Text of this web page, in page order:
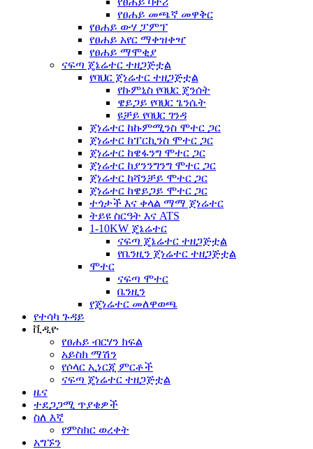
የፀሐይ መጫኛ መዋቅር
የፀሐይ ውሃ ፓምፕ
የፀሐይ አየር ማቀዝቀዣ
የፀሐይ ማሞቂያ
ናፍጣ ጄኔሬተር ተዘጋጅቷል
የባህር ጀነሬተር ተዘጋጅቷል
የኩምኒስ የባህር ጄንሰት
ዌይጋይ የባህር ጌንሴት
ዩቻይ የባህር ገንዳ
ጀነሬተር ከኩምሚንስ ሞተር ጋር
ጀነሬተር ከፐርኪንስ ሞተር ጋር
ጀነሬተር ከዌፋንግ ሞተር ጋር
ጀነሬተር ከያንንግንግ ሞተር ጋር
ጀነሬተር ከሻንቻይ ሞተር ጋር
ጀነሬተር ከዌይጋይ ሞተር ጋር
ተጎታች እና ቀላል ማማ ጀነሬተር
ትይዩ ስርዓት እና ATS
1-10KW ጄኔሬተር
ናፍጣ ጄኔሬተር ተዘጋጅቷል
የቤንዚን ጀነሬተር ተዘጋጅቷል
ሞተር
ናፍጣ ሞተር
ቤንዚን
የጄነሬተር መለዋወጫ
የተሳካ ጉዳይ
ቪዲዮ
የፀሐይ ብርሃን ክፍል
አይስክ ማሽን
የሶላር ኢነርጂ ምርቶች
ናፍጣ ጄነሬተር ተዘጋጅቷል
ዜና
ተደጋጋሚ ጥያቄዎች
ስለ እኛ
የምስክር ወረቀት
አግኙን